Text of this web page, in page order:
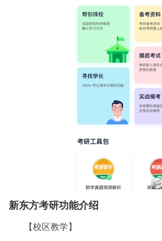
新东方考研功能介绍
【校区教学】